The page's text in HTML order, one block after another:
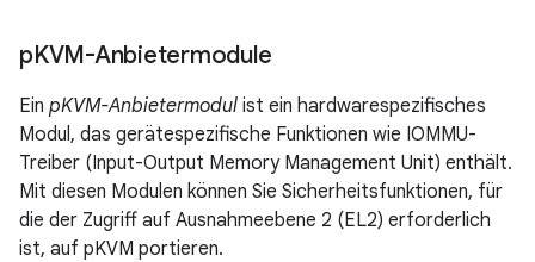
pKVM-Anbietermodule
Ein pKVM-Anbietermodul ist ein hardwarespezifisches
Modul, das gerätespezifische Funktionen wie IOMMU-
Treiber (Input-Output Memory Management Unit) enthält.
Mit diesen Modulen können Sie Sicherheitsfunktionen, für
die der Zugriff auf Ausnahmeebene 2 (EL2) erforderlich
ist, auf pKVM portieren.